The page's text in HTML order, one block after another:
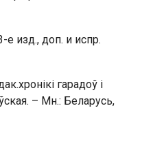
изд., доп. и испр.
гарадоў і
– Мн.: Беларусь,